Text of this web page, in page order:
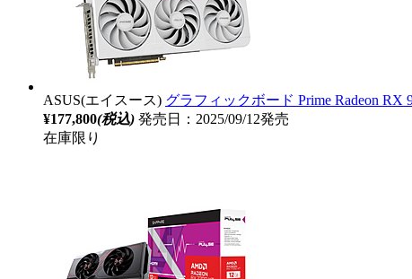
ASUS(エイスース) グラフィックボード Prime Radeon RX
¥177,800(税込) 発売日：2025/09/12発売
在庫限り